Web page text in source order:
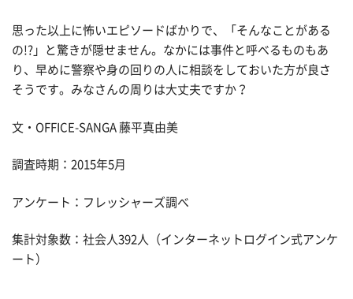
思った以上に怖いエピソードばかりで、「そんなことがある
の!?」と驚きが隠せません。なかには事件と呼べるものもあ
り、早めに警察や身の回りの人に相談をしておいた方が良さ
そうです。みなさんの周りは大丈夫ですか？
文・OFFICE-SANGA 藤平真由美
調査時期：2015年5月
アンケート：フレッシャーズ調べ
集計対象数：社会人392人（インターネットログイン式アンケ
ート）